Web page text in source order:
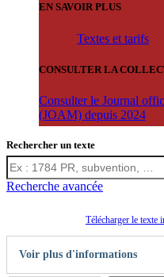
EN SAVOIR PLUS
Textes et tarifs
CONSULTER LA
Consulter le Journal
(JOAM) depuis 2024
Rechercher un texte
Recherche avancée
Télécharger le texte
Voir plus d'informations